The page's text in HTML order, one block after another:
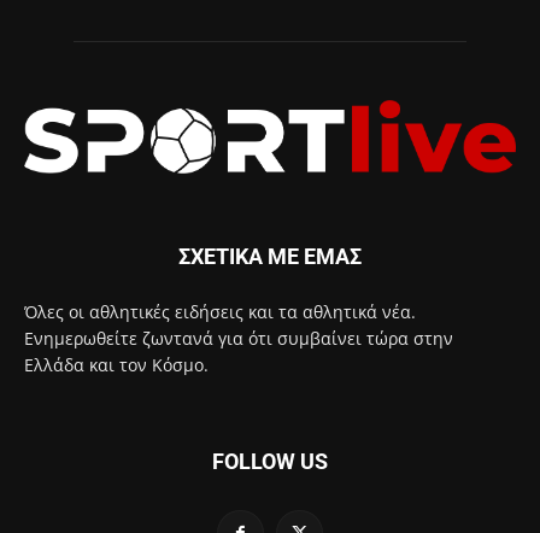
ΣΧΕΤΙΚΑ ΜΕ ΕΜΑΣ
Όλες οι αθλητικές ειδήσεις και τα αθλητικά νέα.
Ενημερωθείτε ζωντανά για ότι συμβαίνει τώρα στην
Ελλάδα και τον Κόσμο.
FOLLOW US